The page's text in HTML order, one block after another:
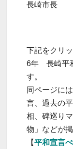
長崎市長
下記をクリ
6年 長崎平
す。
同ページに
言、過去の
相、碑巡り
物」などが
【平和宣言